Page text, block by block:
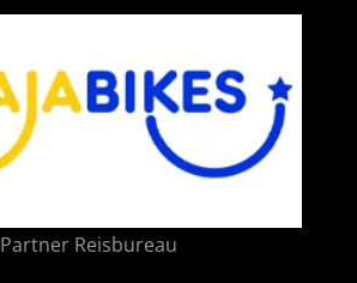
Partner Reisbureau